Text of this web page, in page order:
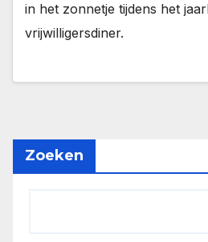
in het zonnetje tijdens het
vrijwilligersdiner.
Zoeken